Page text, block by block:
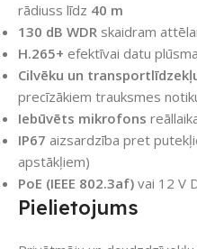
rādiuss līdz 40 m
130 dB WDR skaidram
H.265+ efektīvai datu
Cilvēku un
precīzākiem trauksmes
Iebūvēts mikrofons
IP67 aizsardzība pret
apstākļiem)
PoE (IEEE 802.3af) vai 12 V
Pielietojums